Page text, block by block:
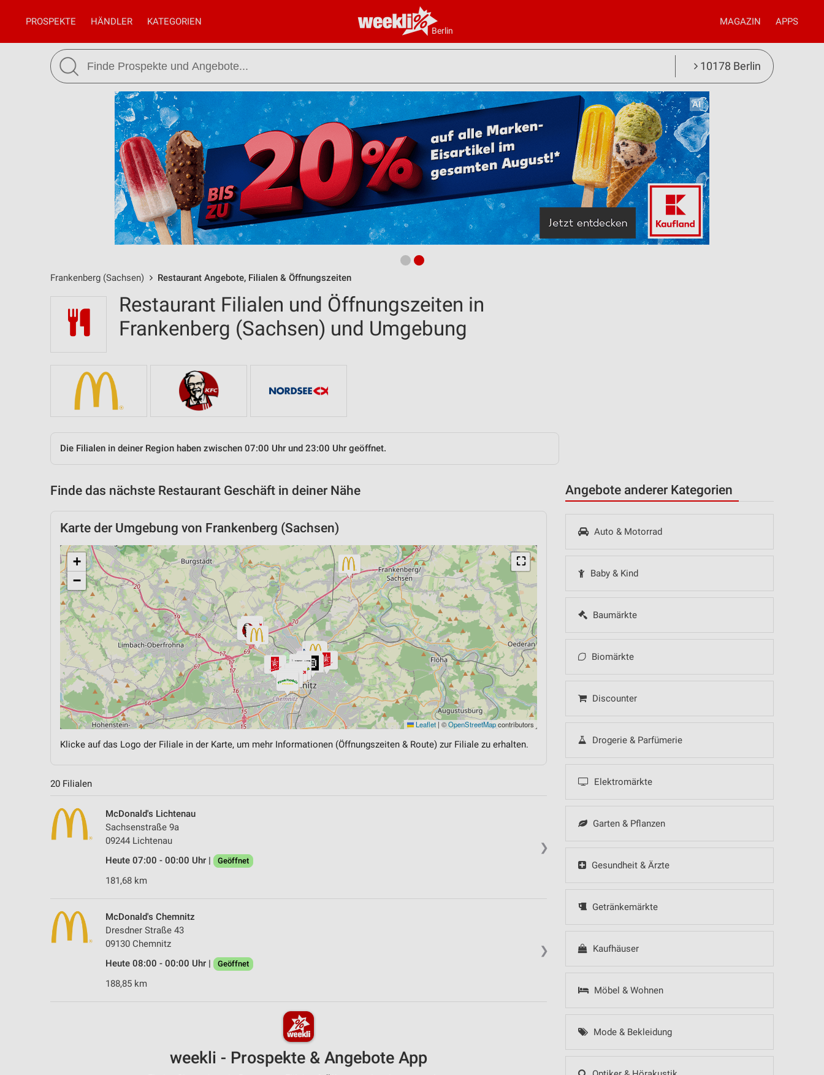
Berlin
PROSPEKTE HÄNDLER KATEGORIEN MAGAZIN APPS
10178 Berlin
Frankenberg (Sachsen) Restaurant Angebote, Filialen & Öffnungszeiten
Angebote anderer Kategorien
Auto & Motorrad
Baby & Kind
Baumärkte
Biomärkte
Discounter
Drogerie & Parfümerie
Elektromärkte
Garten & Pflanzen
Gesundheit & Ärzte
Getränkemärkte
Kaufhäuser
Möbel & Wohnen
Mode & Bekleidung
Restaurant Filialen und Öffnungszeiten in
Frankenberg (Sachsen) und Umgebung
Die Filialen in deiner Region haben zwischen 07:00 Uhr und 23:00 Uhr geöffnet.
Finde das nächste Restaurant Geschäft in deiner Nähe
Karte der Umgebung von Frankenberg (Sachsen)
⛶
+
−
Leaflet | ©OpenStreetMapcontributors
Klicke auf das Logo der Filiale in der Karte, um mehr Informationen (Öffnungszeiten & Route) zur Filiale zu erhalten.
20 Filialen
❯
McDonald's Lichtenau
Sachsenstraße 9a
09244 Lichtenau
Heute 07:00 - 00:00 Uhr |
Geöffnet
181,68 km
❯
McDonald's Chemnitz
Dresdner Straße 43
09130 Chemnitz
Heute 08:00 - 00:00 Uhr |
Geöffnet
188,85 km
weekli - Prospekte & Angebote App